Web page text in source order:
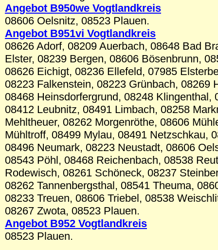
Angebot B950we Vogtlandkreis
08606 Oelsnitz, 08523 Plauen.
Angebot B951vi Vogtlandkreis
08626 Adorf, 08209 Auerbach, 08648 Bad
Elster, 08239 Bergen, 08606 Bösenbrunn,
08626 Eichigt, 08236 Ellefeld, 07985
08223 Falkenstein, 08223 Grünbach, 08269
08468 Heinsdorfergrund, 08248 Klingenthal,
08412 Leubnitz, 08491 Limbach, 08258
Mehltheuer, 08262 Morgenröthe, 08606
Mühltroff, 08499 Mylau, 08491 Netzschkau,
08496 Neumark, 08223 Neustadt, 08606
08543 Pöhl, 08468 Reichenbach, 08538
Rodewisch, 08261 Schöneck, 08237
08262 Tannenbergsthal, 08541 Theuma,
08233 Treuen, 08606 Triebel, 08538
08267 Zwota, 08523 Plauen.
Angebot B952 Vogtlandkreis
08523 Plauen.